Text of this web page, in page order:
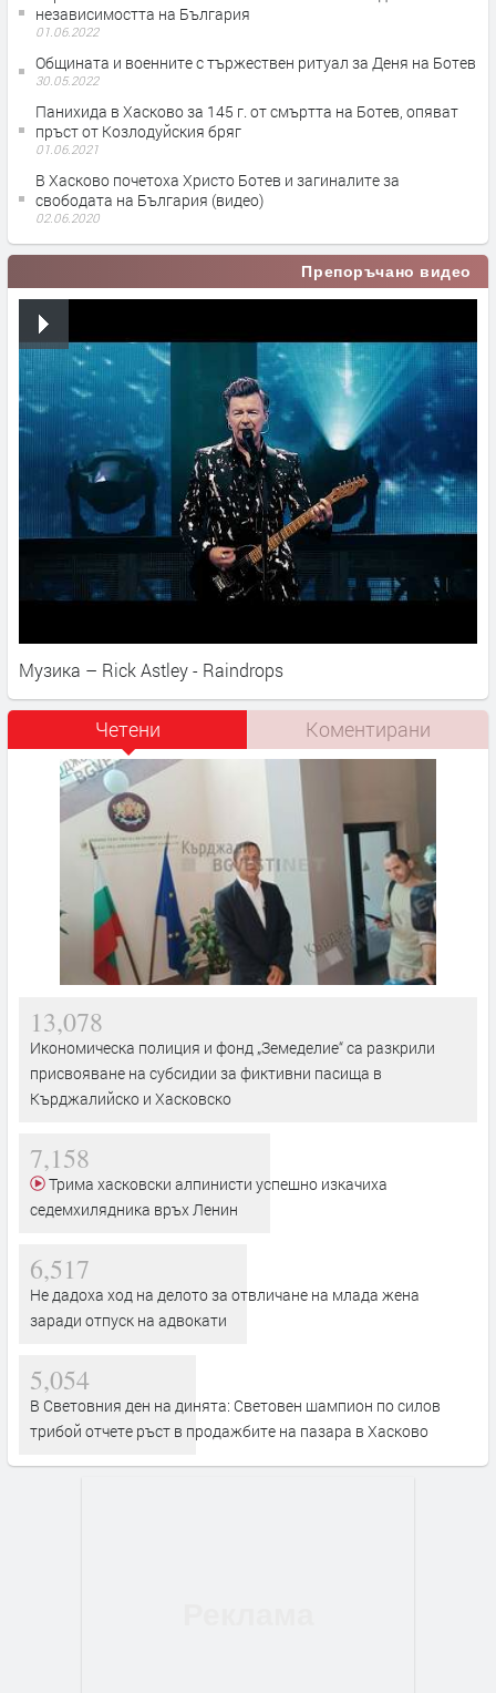
независимостта на България
01.06.2022
Общината и военните с тържествен ритуал за Деня на Ботев
30.05.2022
Панихида в Хасково за 145 г. от смъртта на Ботев, опяват
пръст от Козлодуйския бряг
01.06.2021
В Хасково почетоха Христо Ботев и загиналите за
свободата на България (видео)
02.06.2020
Препоръчано видео
Музика – Rick Astley - Raindrops
Четени Коментирани
13,078
Икономическа полиция и фонд „Земеделие“ са разкрили
присвояване на субсидии за фиктивни пасища в
Кърджалийско и Хасковско
7,158
седемхилядника връх Ленин
6,517
Не дадоха ход на делото за отвличане на млада жена
заради отпуск на адвокати
5,054
В Световния ден на динята: Световен шампион по силов
трибой отчете ръст в продажбите на пазара в Хасково